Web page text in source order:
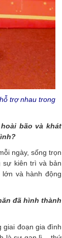
trợ nhau trong
bão và khát
ngày, sống trọn
sự kiên trì và bản
và hành động
đã hình thành
giai đoạn gia đình